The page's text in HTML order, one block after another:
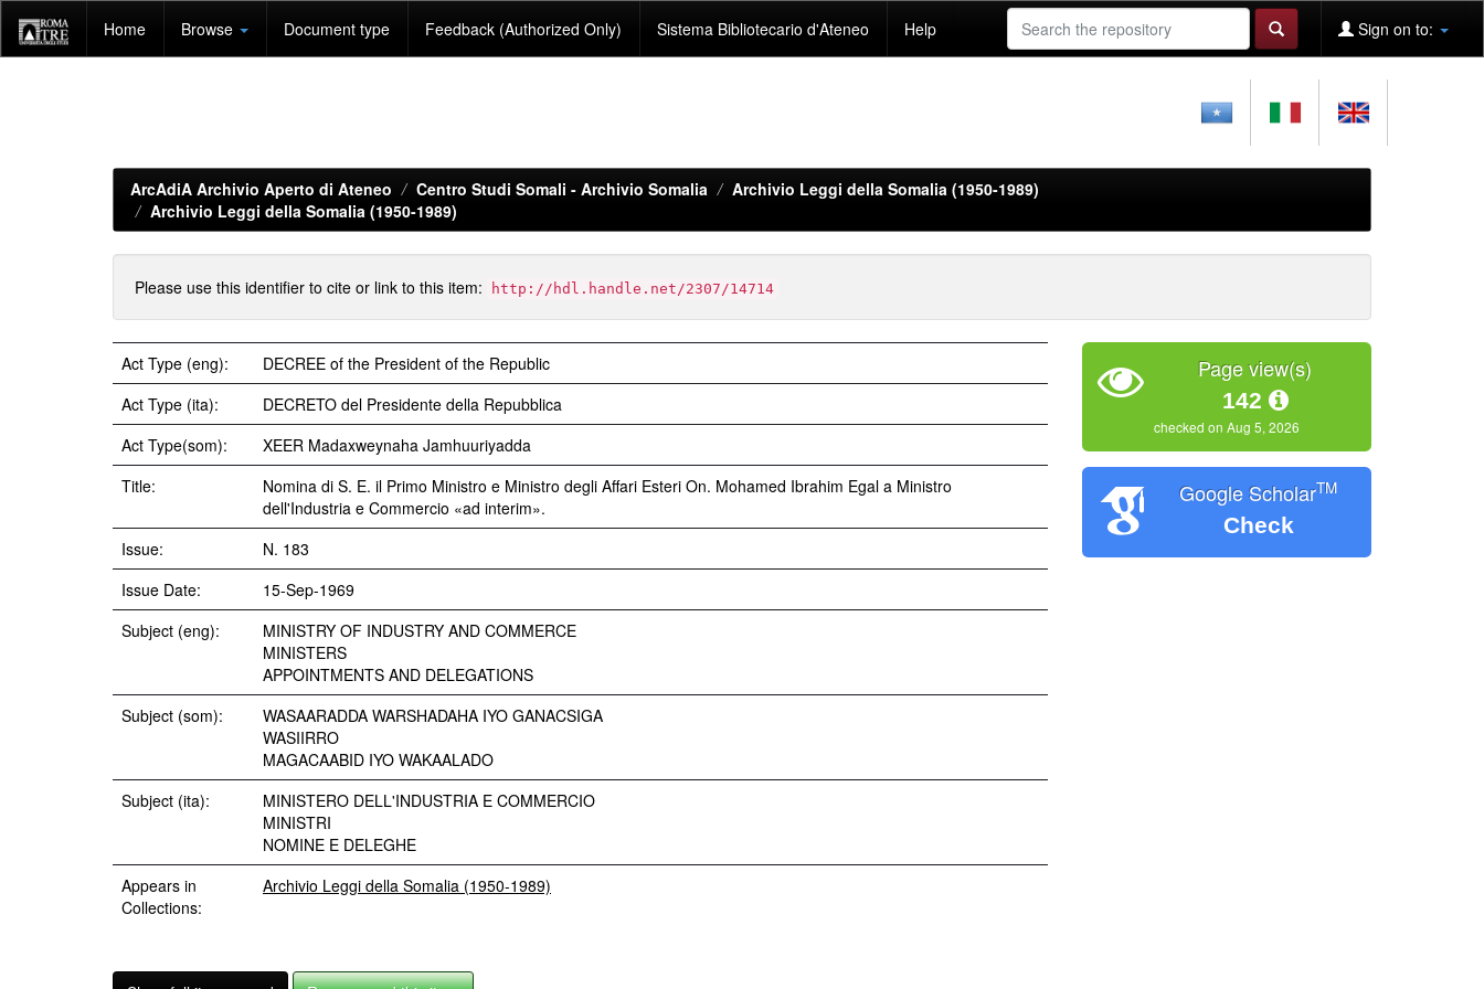
navigation
Home Browse Document type Feedback (Authorized Only) Sistema Bibliotecario d'Ateneo Help Sign on to:
ArcAdiA Archivio Aperto di Ateneo Centro Studi Somali - Archivio Somalia
Archivio Leggi della Somalia (1950-1989)
Archivio Leggi della Somalia (1950-1989)
Please use this identifier to cite or link to this item: http://hdl.handle.net/2307/14714
Act Type (eng):
DECREE of the President of the Republic
Act Type (ita):
DECRETO del Presidente della Repubblica
Act Type(som):
XEER Madaxweynaha Jamhuuriyadda
Title:
Nomina di S. E. il Primo Ministro e Ministro degli Affari Esteri On. Mohamed Ibrahim Egal a Ministro
dell'Industria e Commercio «ad interim».
Issue:
N. 183
Issue Date:
15-Sep-1969
Subject (eng):
MINISTRY OF INDUSTRY AND COMMERCE
MINISTERS
APPOINTMENTS AND DELEGATIONS
Subject (som):
WASAARADDA WARSHADAHA IYO GANACSIGA
WASIIRRO
MAGACAABID IYO WAKAALADO
Subject (ita):
MINISTERO DELL'INDUSTRIA E COMMERCIO
MINISTRI
NOMINE E DELEGHE
Appears in
Collections:
Archivio Leggi della Somalia (1950-1989)
Page view(s)
142
checked on Aug 5, 2026
Google ScholarTM
Check